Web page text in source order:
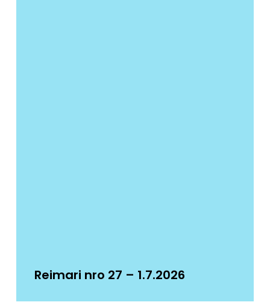
Reimari nro 27 – 1.7.2026